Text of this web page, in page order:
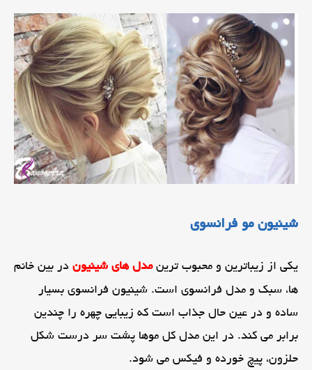
شینیون مو فرانسوی
یکی از زیباترین و محبوب ترینمدل های شینیوندر بین خانم
ها، سبک و مدل فرانسوی است. شینیون فرانسوی بسیار
ساده و در عین حال جذاب است که زیبایی چهره را چندین
برابر می کند. در این مدل کل موها پشت سر درست شکل
حلزون، پیچ خورده و فیکس می شود.